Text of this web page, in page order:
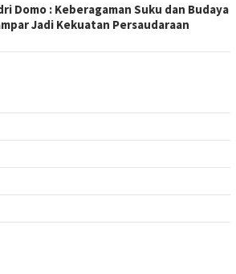
Domo : Keberagaman Suku dan Budaya
Jadi Kekuatan Persaudaraan